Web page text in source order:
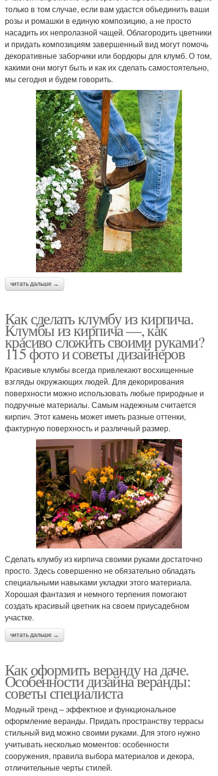
только в том случае, если вам удастся объединить ваши
розы и ромашки в единую композицию, а не просто
насадить их непролазной чащей. Облагородить цветники
и придать композициям завершенный вид могут помочь
декоративные заборчики или бордюры для клумб. О том,
какими они могут быть и как их сделать самостоятельно,
мы сегодня и будем говорить.
читать дальше →
Как сделать клумбу из кирпича.
Клумбы из кирпича —, как
красиво сложить своими руками?
115 фото и советы дизайнеров
Красивые клумбы всегда привлекают восхищенные
взгляды окружающих людей. Для декорирования
поверхности можно использовать любые природные и
подручные материалы. Самым надежным считается
кирпич. Этот камень может иметь разные оттенки,
фактурную поверхность и различный размер.
Сделать клумбу из кирпича своими руками достаточно
просто. Здесь совершенно не обязательно обладать
специальными навыками укладки этого материала.
Хорошая фантазия и немного терпения помогают
создать красивый цветник на своем приусадебном
участке.
читать дальше →
Как оформить веранду на даче.
Особенности дизайна веранды:
советы специалиста
Модный тренд – эффектное и функциональное
оформление веранды. Придать пространству террасы
стильный вид можно своими руками. Для этого нужно
учитывать несколько моментов: особенности
сооружения, правила выбора материалов и декора,
отличительные черты стилей.